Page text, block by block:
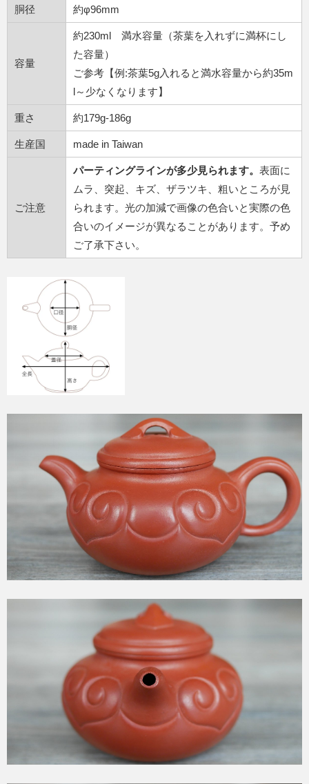
胴径 約φ96mm
容量
約230ml 満水容量（茶葉を入れずに満杯にし
た容量）
ご参考【例:茶葉5g入れると満水容量から約35m
l～少なくなります】
重さ 約179g-186g
生産国 made in Taiwan
ご注意
パーティングラインが多少見られます。 表面に
ムラ、突起、キズ、ザラツキ、粗いところが見
られます。光の加減で画像の色合いと実際の色
合いのイメージが異なることがあります。予め
ご了承下さい。